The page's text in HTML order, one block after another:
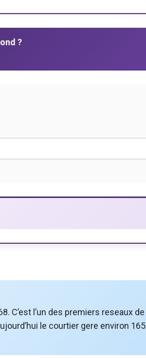
?
C’est l’un des premiers reseaux
le courtier gere environ